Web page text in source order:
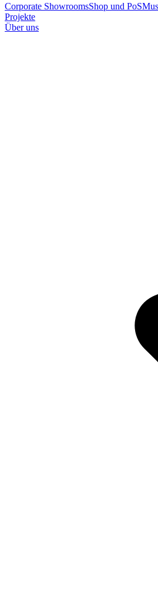
Corporate ShowroomsShop und PoS
Projekte
Über uns